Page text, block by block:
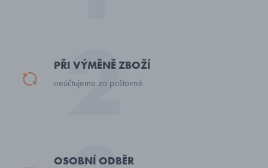
PŘI VÝMĚNĚ ZBOŽÍ
neúčtujeme za poštovné
OSOBNÍ ODBĚR